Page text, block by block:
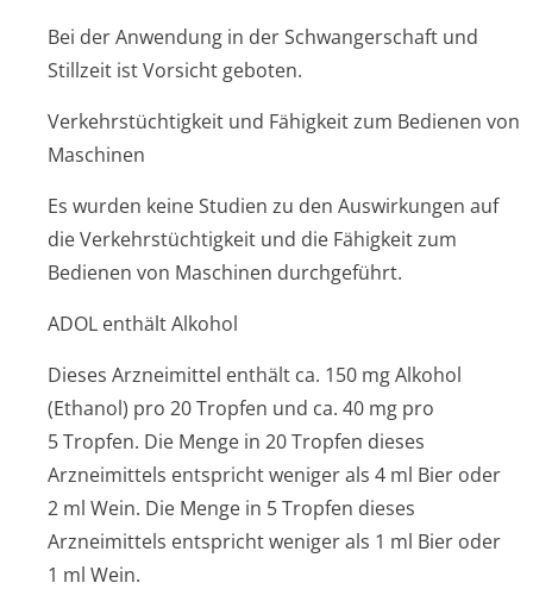
Bei der Anwendung in der Schwangerschaft und
Stillzeit ist Vorsicht geboten.
Verkehrstüchtigkeit und Fähigkeit zum Bedienen von
Maschinen
Es wurden keine Studien zu den Auswirkungen auf
die Verkehrstüchtigkeit und die Fähigkeit zum
Bedienen von Maschinen durchgeführt.
ADOL enthält Alkohol
Dieses Arzneimittel enthält ca. 150 mg Alkohol
(Ethanol) pro 20 Tropfen und ca. 40 mg pro
5 Tropfen. Die Menge in 20 Tropfen dieses
Arzneimittels entspricht weniger als 4 ml Bier oder
2 ml Wein. Die Menge in 5 Tropfen dieses
Arzneimittels entspricht weniger als 1 ml Bier oder
1 ml Wein.